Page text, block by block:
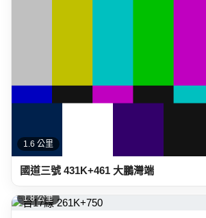
1.6 公里
國道三號 431K+461 大鵬灣端
1.8 公里